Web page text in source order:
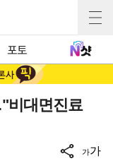
포토
비대면진료
가가